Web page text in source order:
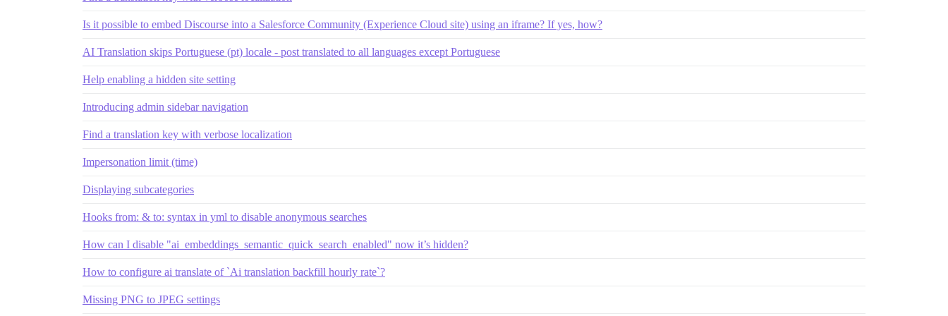
Is it possible to embed Discourse into a Salesforce Community (Experience Cloud site) using an iframe? If yes, how?
AI Translation skips Portuguese (pt) locale - post translated to all languages except Portuguese
Help enabling a hidden site setting
Introducing admin sidebar navigation
Find a translation key with verbose localization
Impersonation limit (time)
Displaying subcategories
Hooks from: & to: syntax in yml to disable anonymous searches
How can I disable "ai_embeddings_semantic_quick_search_enabled" now it’s hidden?
How to configure ai translate of `Ai translation backfill hourly rate`?
Missing PNG to JPEG settings